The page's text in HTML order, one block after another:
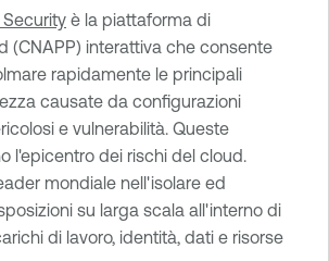
è la piattaforma di
(CNAPP) interattiva che consente
rapidamente le principali
causate da configurazioni
e vulnerabilità. Queste
l'epicentro dei rischi del cloud.
mondiale nell'isolare ed
su larga scala all'interno di
di lavoro, identità, dati e risorse